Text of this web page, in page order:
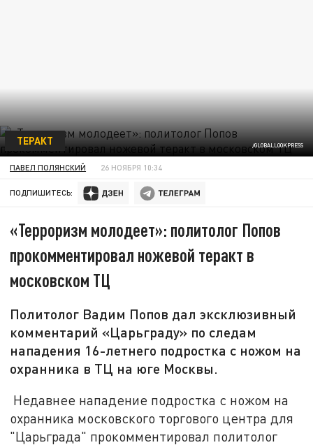
/GLOBALLOOKPRESS
ТЕРАКТ
ПАВЕЛ ПОЛЯНСКИЙ 26 НОЯБРЯ 10:34
ПОДПИШИТЕСЬ:
«Терроризм молодеет»: политолог Попов
прокомментировал ножевой теракт в
московском ТЦ
Политолог Вадим Попов дал эксклюзивный
комментарий «Царьграду» по следам
нападения 16-летнего подростка с ножом на
охранника в ТЦ на юге Москвы.
Недавнее нападение подростка с ножом на
охранника московского торгового центра для
"Царьграда" прокомментировал политолог